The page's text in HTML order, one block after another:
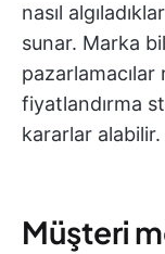
nasıl
sunar. Marka
pazarlamacılar
fiyatlandırma
kararlar alabilir.
Müşteri